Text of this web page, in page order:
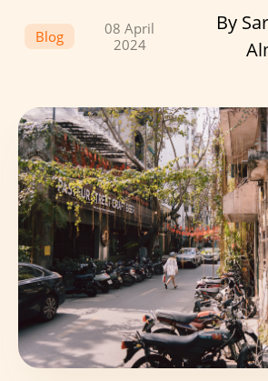
Blog
08 April
2024
By